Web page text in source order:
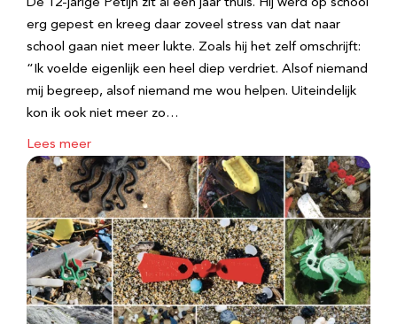
De 12-jarige Petijn zit al een jaar thuis. Hij werd op school
erg gepest en kreeg daar zoveel stress van dat naar
school gaan niet meer lukte. Zoals hij het zelf omschrijft:
“Ik voelde eigenlijk een heel diep verdriet. Alsof niemand
mij begreep, alsof niemand me wou helpen. Uiteindelijk
kon ik ook niet meer zo…
Lees meer